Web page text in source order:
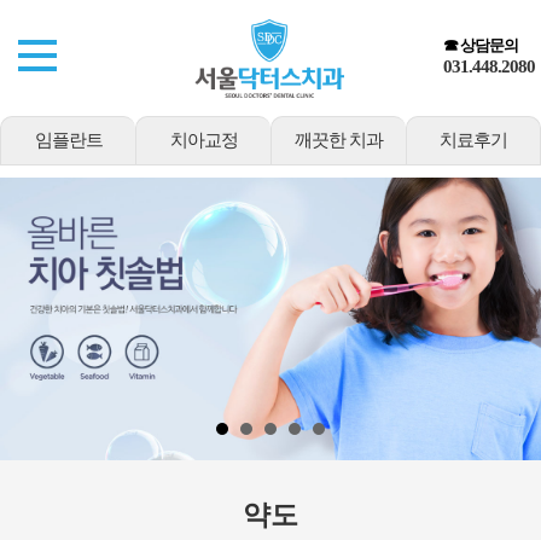
☎ 상담문의
031.448.2080
임플란트 치아교정 깨끗한 치과 치료후기
약도